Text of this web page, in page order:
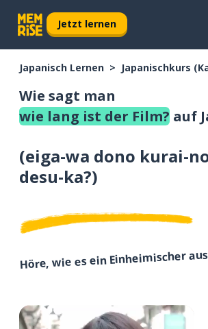
Jetzt lernen
Japanisch Lernen Japanischkurs
Wie sagt man
wie lang ist der Film? auf
(eiga-wa dono kurai-
desu-ka?)
Höre, wie es ein Einheimischer